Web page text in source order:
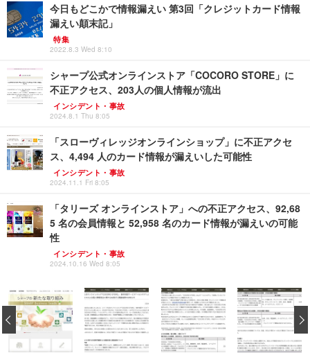
今日もどこかで情報漏えい 第3回「クレジットカード情報
漏えい顛末記」
特集
2022.8.3 Wed 8:10
シャープ公式オンラインストア「COCORO STORE」に
不正アクセス、203人の個人情報が流出
インシデント・事故
2024.8.1 Thu 8:05
「スローヴィレッジオンラインショップ」に不正アクセ
ス、4,494 人のカード情報が漏えいした可能性
インシデント・事故
2024.11.1 Fri 8:05
「タリーズ オンラインストア」への不正アクセス、92,68
5 名の会員情報と 52,958 名のカード情報が漏えいの可能
性
インシデント・事故
2024.10.16 Wed 8:05
‹